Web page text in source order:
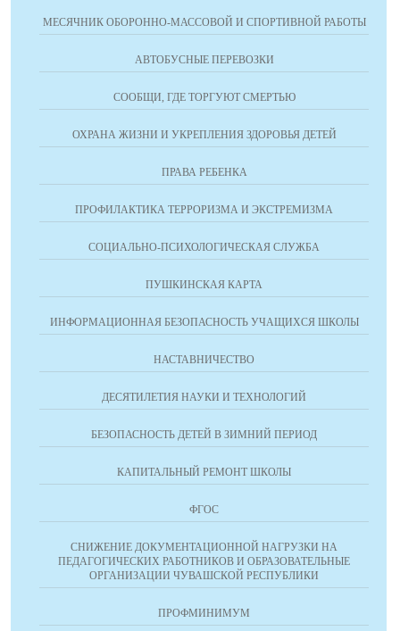
МЕСЯЧНИК ОБОРОННО-МАССОВОЙ И СПОРТИВНОЙ РАБОТЫ
АВТОБУСНЫЕ ПЕРЕВОЗКИ
СООБЩИ, ГДЕ ТОРГУЮТ СМЕРТЬЮ
ОХРАНА ЖИЗНИ И УКРЕПЛЕНИЯ ЗДОРОВЬЯ ДЕТЕЙ
ПРАВА РЕБЕНКА
ПРОФИЛАКТИКА ТЕРРОРИЗМА И ЭКСТРЕМИЗМА
СОЦИАЛЬНО-ПСИХОЛОГИЧЕСКАЯ СЛУЖБА
ПУШКИНСКАЯ КАРТА
ИНФОРМАЦИОННАЯ БЕЗОПАСНОСТЬ УЧАЩИХСЯ ШКОЛЫ
НАСТАВНИЧЕСТВО
ДЕСЯТИЛЕТИЯ НАУКИ И ТЕХНОЛОГИЙ
БЕЗОПАСНОСТЬ ДЕТЕЙ В ЗИМНИЙ ПЕРИОД
КАПИТАЛЬНЫЙ РЕМОНТ ШКОЛЫ
ФГОС
СНИЖЕНИЕ ДОКУМЕНТАЦИОННОЙ НАГРУЗКИ НА
ПЕДАГОГИЧЕСКИХ РАБОТНИКОВ И ОБРАЗОВАТЕЛЬНЫЕ
ОРГАНИЗАЦИИ ЧУВАШСКОЙ РЕСПУБЛИКИ
ПРОФМИНИМУМ